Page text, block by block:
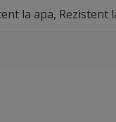
la apa, Rezistent